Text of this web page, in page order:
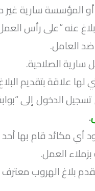
المؤسسة سارية غير
عنه “على رأس
العامل.
الصلاحية.
علاقة بتقديم
تسجيل الدخول إلى
.
مكائد قام بها أحد
العمل.
بلاغ الهروب